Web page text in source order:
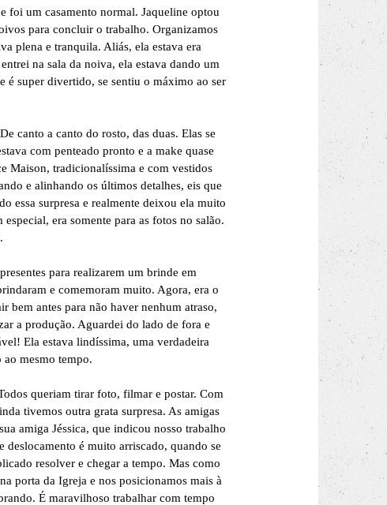
foi um casamento normal. Jaqueline optou
para concluir o trabalho. Organizamos
plena e tranquila. Aliás, ela estava era
na sala da noiva, ela estava dando um
é super divertido, se sentiu o máximo ao ser
canto a canto do rosto, das duas. Elas se
com penteado pronto e a make quase
Maison, tradicionalíssima e com vestidos
e alinhando os últimos detalhes, eis que
essa surpresa e realmente deixou ela muito
era somente para as fotos no salão.
para realizarem um brinde em
e comemoram muito. Agora, era o
bem antes para não haver nenhum atraso,
a produção. Aguardei do lado de fora e
Ela estava lindíssima, uma verdadeira
mesmo tempo.
queriam tirar foto, filmar e postar. Com
tivemos outra grata surpresa. As amigas
amiga Jéssica, que indicou nosso trabalho
deslocamento é muito arriscado, quando se
resolver e chegar a tempo. Mas como
porta da Igreja e nos posicionamos mais à
É maravilhoso trabalhar com tempo